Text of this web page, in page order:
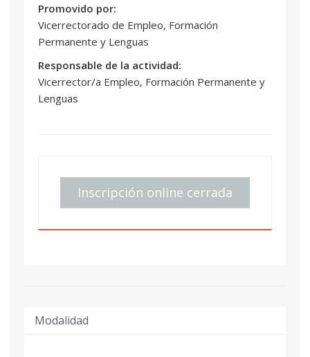
Promovido por:
Vicerrectorado de Empleo, Formación
Permanente y Lenguas
Responsable de la actividad:
Vicerrector/a Empleo, Formación Permanente y
Lenguas
Inscripción online cerrada
Modalidad